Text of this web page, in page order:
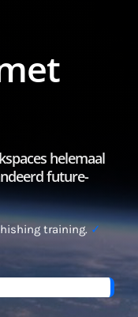
helemaal
future-
training. ✓